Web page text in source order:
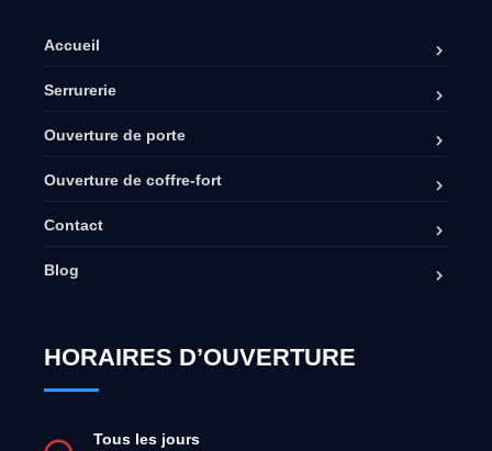
Accueil
Serrurerie
Ouverture de porte
Ouverture de coffre-fort
Contact
Blog
HORAIRES D’OUVERTURE
Tous les jours